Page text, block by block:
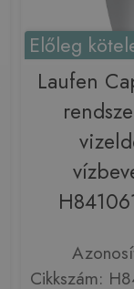
Előleg
Laufen
Cikkszám: